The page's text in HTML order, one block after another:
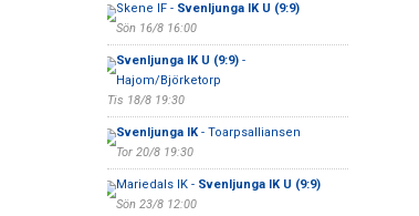
Skene IF - Svenljunga IK U (9:9)
Sön 16/8 16:00
Svenljunga IK U (9:9)-
Hajom/Björketorp
Tis 18/8 19:30
Svenljunga IK- Toarpsalliansen
Tor 20/8 19:30
Mariedals IK - Svenljunga IK U (9:9)
Sön 23/8 12:00